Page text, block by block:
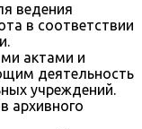
ведения
в соответствии
актами и
деятельность
учреждений.
архивного